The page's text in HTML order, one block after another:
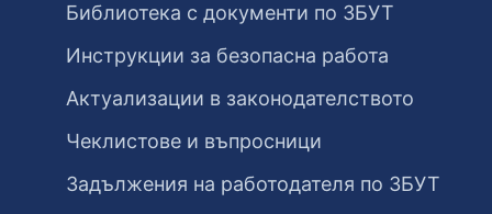
Библиотека с документи по ЗБУТ
Инструкции за безопасна работа
Актуализации в законодателството
Чеклистове и въпросници
Задължения на работодателя по ЗБУТ